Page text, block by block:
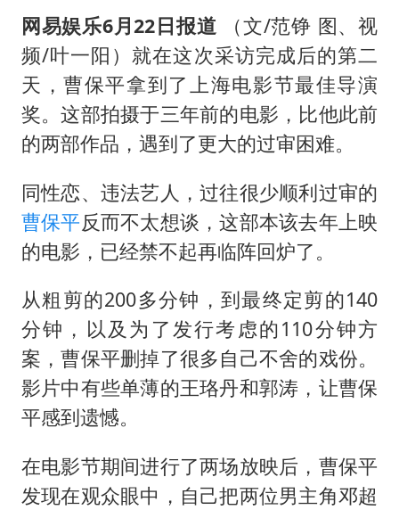
网易娱乐6月22日报道 （文/范铮 图、视
频/叶一阳）就在这次采访完成后的第二
天，曹保平拿到了上海电影节最佳导演
奖。这部拍摄于三年前的电影，比他此前
的两部作品，遇到了更大的过审困难。
同性恋、违法艺人，过往很少顺利过审的
曹保平反而不太想谈，这部本该去年上映
的电影，已经禁不起再临阵回炉了。
从粗剪的200多分钟，到最终定剪的140
分钟，以及为了发行考虑的110分钟方
案，曹保平删掉了很多自己不舍的戏份。
影片中有些单薄的王珞丹和郭涛，让曹保
平感到遗憾。
在电影节期间进行了两场放映后，曹保平
发现在观众眼中，自己把两位男主角邓超